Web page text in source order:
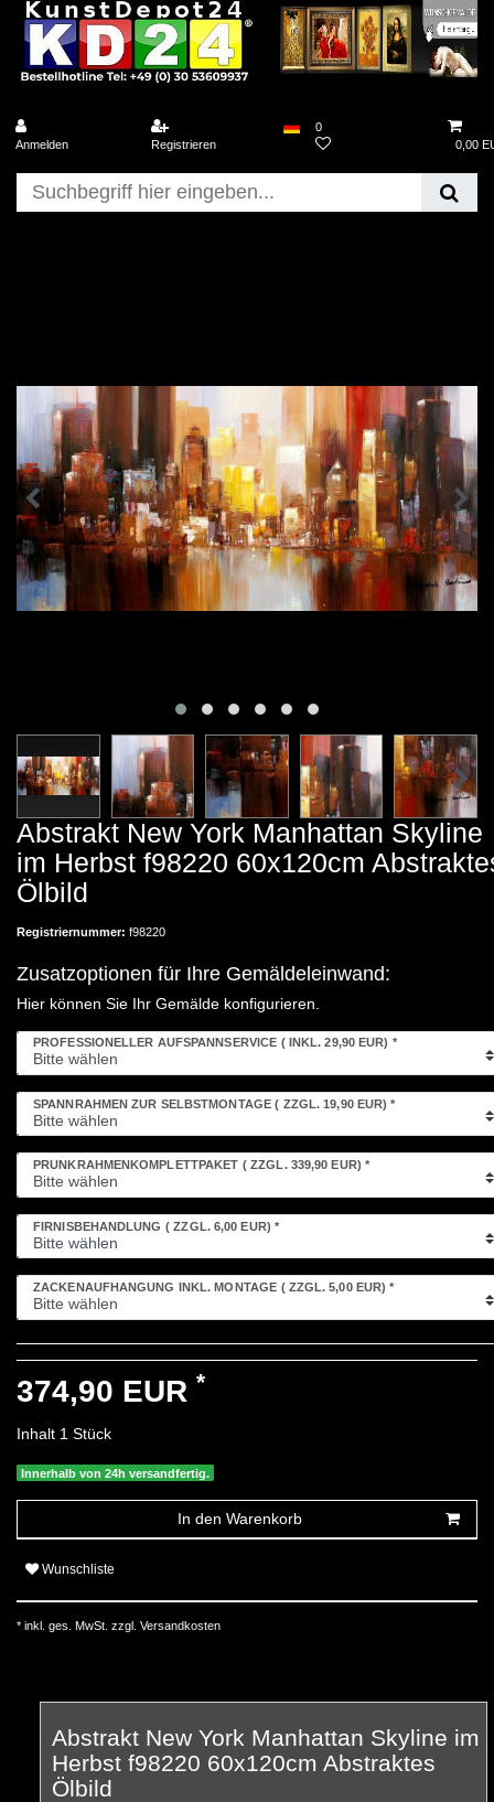
Anmelden Registrieren
0
0,00
Abstrakt New York Manhattan Skyline
im Herbst f98220 60x120cm
Ölbild
Registriernummer: f98220
Zusatzoptionen für Ihre Gemäldeleinwand:
Hier können Sie Ihr Gemälde konfigurieren.
PROFESSIONELLER AUFSPANNSERVICE ( INKL. 29,90 EUR) *
SPANNRAHMEN ZUR SELBSTMONTAGE ( ZZGL. 19,90 EUR)*
PRUNKRAHMENKOMPLETTPAKET ( ZZGL. 339,90 EUR) *
FIRNISBEHANDLUNG ( ZZGL. 6,00 EUR) *
ZACKENAUFHÄNGUNG INKL. MONTAGE ( ZZGL. 5,00 EUR)*
374,90 EUR *
Inhalt 1 Stück
Innerhalb von 24h versandfertig.
In den Warenkorb
Wunschliste
* inkl. ges. MwSt. zzgl. Versandkosten
Abstrakt New York Manhattan Skyline im
Herbst f98220 60x120cm Abstraktes
Ölbild